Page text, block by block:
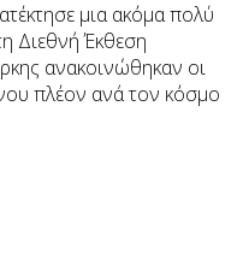
μια ακόμα πολύ
Διεθνή Έκθεση
ανακοινώθηκαν οι
πλέον ανά τον κόσμο